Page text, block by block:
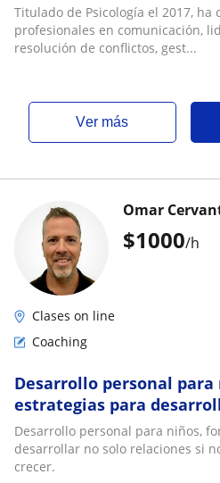
Titulado de Psicología el 2017, ha
profesionales en comunicación,
resolución de conflictos, gest...
ver más
$1000/h
Omar
Clases on line
Coaching
Desarrollo personal
estrategias para
relaciones si no redes
Desarrollo personal para niños,
desarrollar no solo relaciones si
crecer.